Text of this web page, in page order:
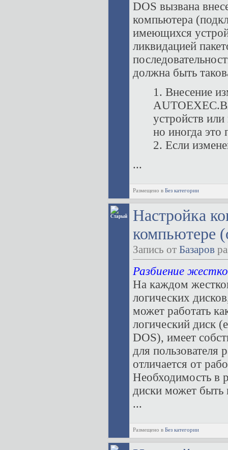
DOS вызвана
компьютера
имеющихся
ликвидацией
должна быть
1. Внесение
устройств
но иногда это
2. Если
...
Размещено в Без категории
Настройка
компьютере
Запись от Базаров
Разбиение
На каждом
логических
может работать
логический диск
DOS), имеет
для пользователя
отличается от
Необходимость в
диски может
...
Размещено в Без категории